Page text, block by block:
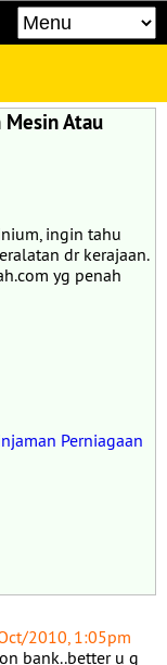
Mesin Atau
ingin tahu
dr kerajaan.
yg penah
Perniagaan
2010, 1:05pm
bank..better u g